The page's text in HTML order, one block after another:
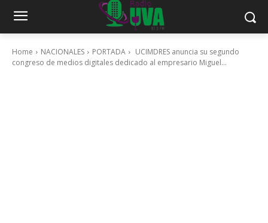
Home NACIONALES PORTADA
UCIMDRES anuncia su segundo
congreso de medios digitales dedicado al empresario Miguel...